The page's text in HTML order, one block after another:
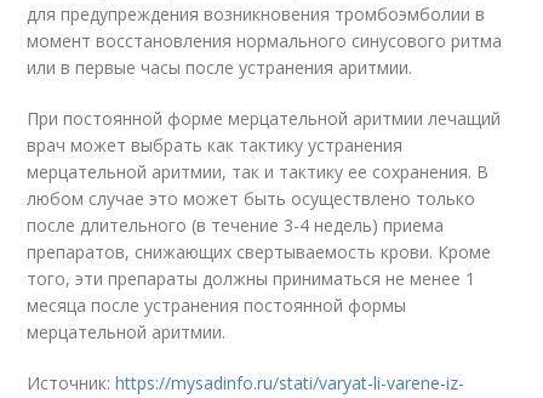
для предупреждения возникновения тромбоэмболии в
момент восстановления нормального синусового ритма
или в первые часы после устранения аритмии.
При постоянной форме мерцательной аритмии лечащий
врач может выбрать как тактику устранения
мерцательной аритмии, так и тактику ее сохранения. В
любом случае это может быть осуществлено только
после длительного (в течение 3-4 недель) приема
препаратов, снижающих свертываемость крови. Кроме
того, эти препараты должны приниматься не менее 1
месяца после устранения постоянной формы
мерцательной аритмии.
Источник:https://mysadinfo.ru/stati/varyat-li-varene-iz-